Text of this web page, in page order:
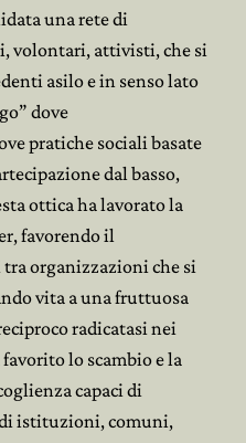
una rete di
volontari, attivisti, che si
asilo e in senso lato
dove
pratiche sociali basate
dal basso,
ottica ha lavorato la
favorendo il
organizzazioni che si
vita a una fruttuosa
radicatasi nei
lo scambio e la
capaci di
istituzioni, comuni,